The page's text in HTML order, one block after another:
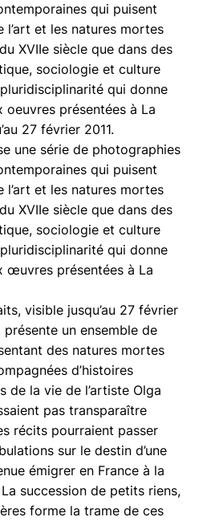
qui puisent
l’art et les natures mortes
XVIIe siècle que dans des
sociologie et culture
qui donne
oeuvres présentées à La
27 février 2011.
une série de photographies
qui puisent
l’art et les natures mortes
XVIIe siècle que dans des
sociologie et culture
qui donne
œuvres présentées à La
visible jusqu’au 27 février
présente un ensemble de
des natures mortes
d’histoires
de la vie de l’artiste Olga
pas transparaître
récits pourraient passer
sur le destin d’une
émigrer en France à la
succession de petits riens,
forme la trame de ces